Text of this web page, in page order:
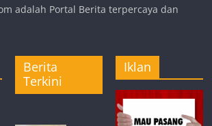
adalah Portal Berita terpercaya dan
Berita
Terkini
Iklan